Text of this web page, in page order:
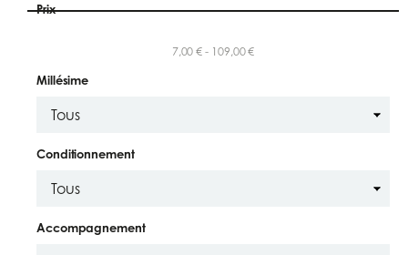
Prix
7,00 € - 109,00 €
Millésime
Conditionnement
Accompagnement